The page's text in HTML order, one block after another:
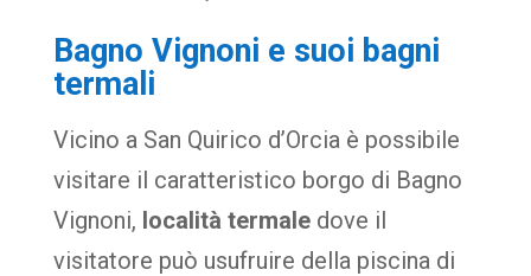
Bagno Vignoni e suoi bagni
termali
Vicino a San Quirico d’Orcia è possibile
visitare il caratteristico borgo di Bagno
Vignoni, località termaledove il
visitatore può usufruire della piscina di